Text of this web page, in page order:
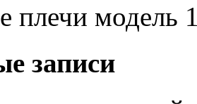
плечи модель
записи